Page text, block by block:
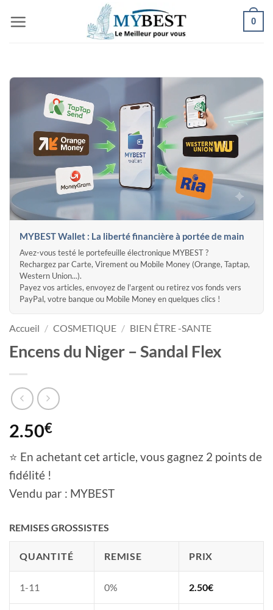
au
0
MYBEST Wallet : La liberté financière à portée de main
Avez-vous testé le portefeuille électronique MYBEST ?
Rechargez par Carte, Virement ou Mobile Money (Orange, Taptap,
Western Union...).
Payez vos articles, envoyez de l'argent ou retirez vos fonds vers
PayPal, votre banque ou Mobile Money en quelques clics !
Accueil / COSMETIQUE / BIEN ÊTRE -SANTE
Encens du Niger – Sandal Flex
2.50€
⭐ En achetant cet article, vous gagnez 2 points de
fidélité !
Vendu par : MYBEST
REMISES GROSSISTES
QUANTITÉ REMISE PRIX
1-11 0% 2.50€